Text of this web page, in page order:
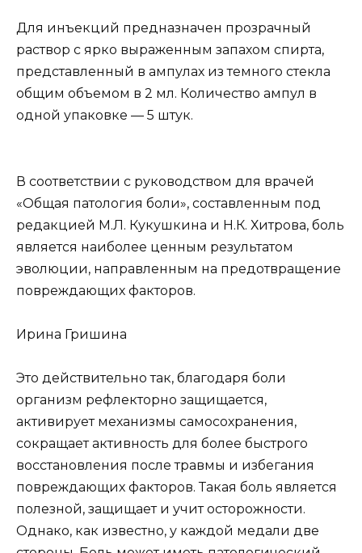
Для инъекций предназначен прозрачный
раствор с ярко выраженным запахом спирта,
представленный в ампулах из темного стекла
общим объемом в 2 мл. Количество ампул в
одной упаковке — 5 штук.
В соответствии с руководством для врачей
«Общая патология боли», составленным под
редакцией М.Л. Кукушкина и Н.К. Хитрова, боль
является наиболее ценным результатом
эволюции, направленным на предотвращение
повреждающих факторов.
Ирина Гришина
Это действительно так, благодаря боли
организм рефлекторно защищается,
активирует механизмы самосохранения,
сокращает активность для более быстрого
восстановления после травмы и избегания
повреждающих факторов. Такая боль является
полезной, защищает и учит осторожности.
Однако, как известно, у каждой медали две